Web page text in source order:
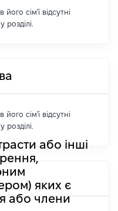
сім'ї відсутні
розділі.
сім'ї відсутні
розділі.
або інші
яких є
або члени